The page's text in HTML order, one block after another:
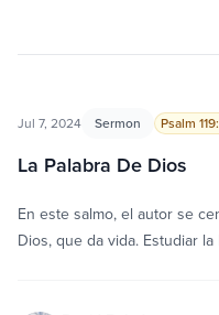
Jul 7, 2024 Sermon Psalm
La Palabra De Dios
En este salmo, el autor se
Dios, que da vida. Estudiar